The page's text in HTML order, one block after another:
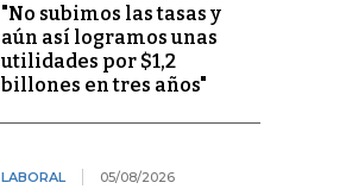
"No subimos las tasas y
aún así logramos unas
utilidades por $1,2
billones en tres años"
LABORAL 05/08/2026